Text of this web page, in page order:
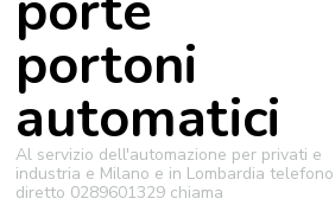
portoni
automatici
Al servizio dell'automazione per privati e
industria e Milano e in Lombardia telefono
diretto 0289601329 chiama